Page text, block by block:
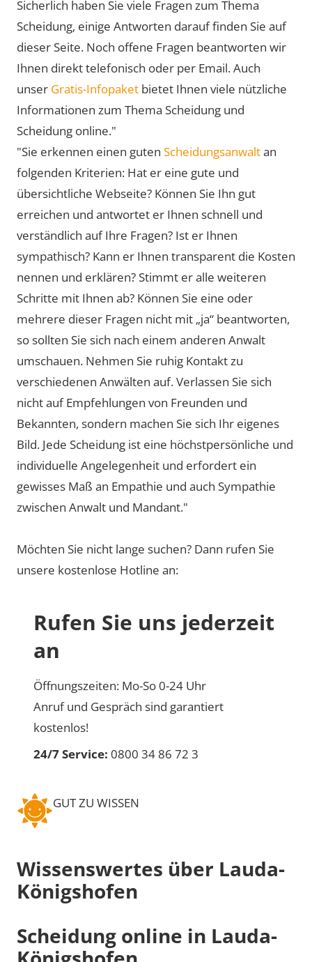
Sicherlich haben Sie viele Fragen zum Thema
Scheidung, einige Antworten darauf finden Sie auf
dieser Seite. Noch offene Fragen beantworten wir
Ihnen direkt telefonisch oder per Email. Auch
unser Gratis-Infopaket bietet Ihnen viele nützliche
Informationen zum Thema Scheidung und
Scheidung online."
"Sie erkennen einen guten Scheidungsanwaltan
folgenden Kriterien: Hat er eine gute und
übersichtliche Webseite? Können Sie Ihn gut
erreichen und antwortet er Ihnen schnell und
verständlich auf Ihre Fragen? Ist er Ihnen
sympathisch? Kann er Ihnen transparent die Kosten
nennen und erklären? Stimmt er alle weiteren
Schritte mit Ihnen ab? Können Sie eine oder
mehrere dieser Fragen nicht mit „ja“ beantworten,
so sollten Sie sich nach einem anderen Anwalt
umschauen. Nehmen Sie ruhig Kontakt zu
verschiedenen Anwälten auf. Verlassen Sie sich
nicht auf Empfehlungen von Freunden und
Bekannten, sondern machen Sie sich Ihr eigenes
Bild. Jede Scheidung ist eine höchstpersönliche und
individuelle Angelegenheit und erfordert ein
gewisses Maß an Empathie und auch Sympathie
zwischen Anwalt und Mandant."
Möchten Sie nicht lange suchen? Dann rufen Sie
unsere kostenlose Hotline an:
Rufen Sie uns jederzeit
an
Öffnungszeiten: Mo-So 0-24 Uhr
Anruf und Gespräch sind garantiert
kostenlos!
24/7 Service: 0800 34 86 72 3
GUT ZU WISSEN
Wissenswertes über Lauda-
Königshofen
Scheidung online in Lauda-